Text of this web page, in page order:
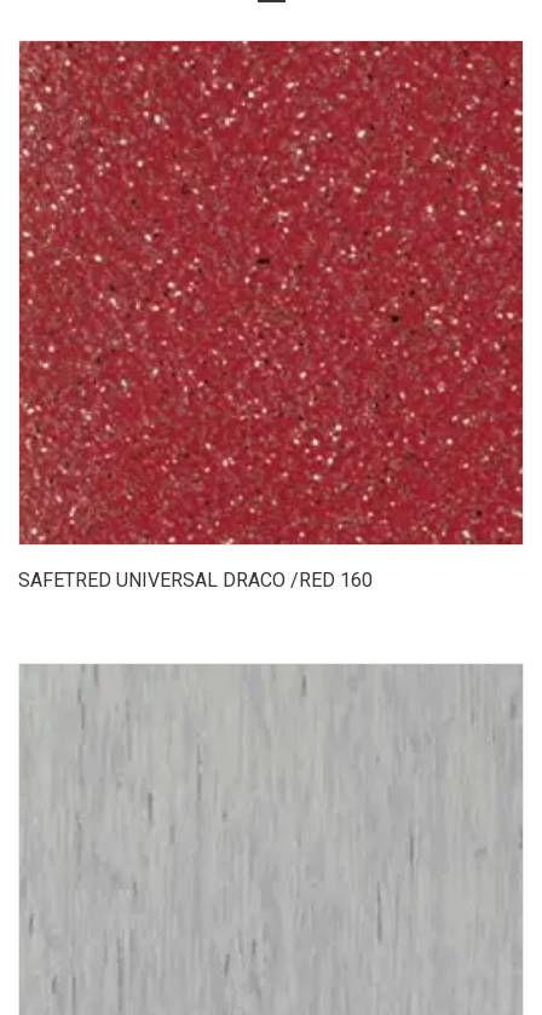
SAFETRED UNIVERSAL DRACO /RED 160